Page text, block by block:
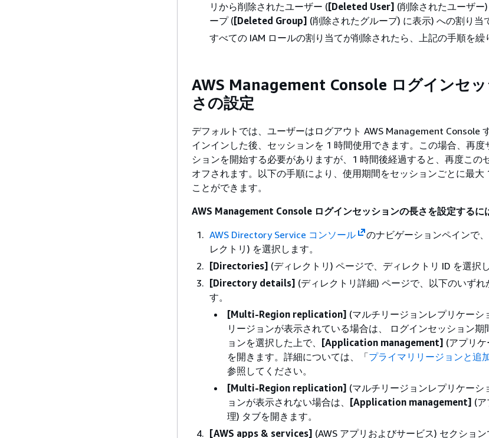
リから削除されたユーザー ([Deleted User] (削除されたユーザー
ープ ([Deleted Group] (削除されたグループ) に表示) への割り当
すべての IAM ロールの割り当てが削除されたら、上記の手順を繰
AWS Management Console ログインセ
さの設定
デフォルトでは、ユーザーはログアウト AWS Management Console
インインした後、セッションを 1 時間使用できます。この場合、再度
ションを開始する必要がありますが、1 時間後経過すると、再度この
オフされます。以下の手順により、使用期間をセッションごとに最大
ことができます。
AWS Management Console ログインセッションの長さを設定するに
AWS Directory Service コンソール
のナビゲーションペインで、
レクトリ) を選択します。
[Directories] (ディレクトリ) ページで、ディレクトリ ID を選択し
[Directory details] (ディレクトリ詳細) ページで、以下のいずれ
す。
[Multi-Region replication] (マルチリージョンレプリケーシ
リージョンが表示されている場合は、 ログインセッション期
ョンを選択した上で、 [Application management] (アプリ
を開きます。詳細については、「プライマリリージョンと追
参照してください。
[Multi-Region replication] (マルチリージョンレプリケーシ
ョンが表示されない場合は、 [Application management] (
理) タブを開きます。
[AWS apps & services] (AWS アプリおよびサービス) セクション